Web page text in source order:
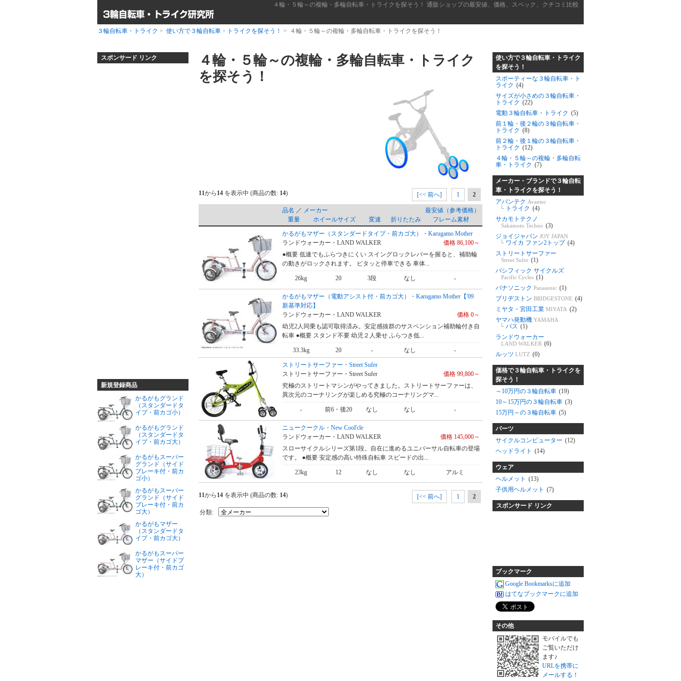
４輪・５輪～の複輪・多輪自転車・トライクを探そう！ 通販ショップの最安値、価格、スペック、クチコミ比較
３輪自転車・トライク > 使い方で３輪自転車・トライクを探そう！ > ４輪・５輪～の複輪・多輪自転車・トライクを探そう！
スポンサード リンク
新規登録商品
かるがもグランド
（スタンダードタ
イプ・前カゴ小）
かるがもグランド
（スタンダードタ
イプ・前カゴ大）
かるがもスーパー
グランド（サイド
ブレーキ付・前カ
ゴ小）
かるがもスーパー
グランド（サイド
ブレーキ付・前カ
ゴ大）
かるがもマザー
（スタンダードタ
イプ・前カゴ大）
かるがもスーパー
マザー（サイドブ
レーキ付・前カゴ
大）
４輪・５輪～の複輪・多輪自転車・トライク
を探そう！
11から 14 を表示中 (商品の数: 14) [<< 前へ] 1 2
品名 ／ メーカー
最安値（参考価格）
重量
ホイールサイズ 変速 折りたたみ
フレーム素材
かるがもマザー（スタンダードタイプ・前カゴ大）・Karugamo Mother
ランドウォーカー・LAND WALKER
価格 86,100～
●概要 低速でもふらつきにくい スイングロックレバーを握ると、補助輪
の動きがロックされます。 ピタッと停車できる 車体...
26kg 20 3段 なし -
かるがもマザー（電動アシスト付・前カゴ大）・Karugamo Mother【'09
新基準対応】
ランドウォーカー・LAND WALKER
価格 0～
幼児2人同乗も認可取得済み。安定感抜群のサスペンション補助輪付き自
転車 ●概要 スタンド不要 幼児２人乗せ ふらつき低...
33.3kg 20 - なし -
ストリートサーファー・Street Sufer
ストリートサーファー・Street Sufer
価格 99,800～
究極のストリートマシンがやってきました。ストリートサーファーは、
異次元のコーナリングが楽しめる究極のコーナリングマ...
- 前6・後20 なし なし -
ニュークークル・New Cool'cle
ランドウォーカー・LAND WALKER
価格 145,000～
スローサイクルシリーズ第1段。自在に進めるユニバーサル自転車の登場
です。 ●概要 安定感の高い特殊自転車 スピードの出...
23kg 12 なし なし アルミ
11から 14 を表示中 (商品の数: 14) [<< 前へ] 1 2
分類:
使い方で３輪自転車・トライク
を探そう！
スポーティーな３輪自転車・ト
ライク (4)
サイズが小さめの３輪自転車・
トライク (22)
電動３輪自転車・トライク (5)
前１輪・後２輪の３輪自転車・
トライク (8)
前２輪・後１輪の３輪自転車・
トライク (12)
４輪・５輪～の複輪・多輪自転
車・トライク (7)
メーカー・ブランドで３輪自転
車・トライクを探そう！
アバンテク Avantec
└ トライク (4)
サカモトテクノ
Sakamoto Techno (3)
ジョイジャパン JOY JAPAN
└ ワイカ ファン2トップ (4)
ストリートサーファー
Street Sufer (1)
パシフィック サイクルズ
Pacific Cycles (1)
パナソニック Panasonic (1)
ブリヂストン BRIDGESTONE (4)
ミヤタ・宮田工業 MIYATA (2)
ヤマハ発動機 YAMAHA
└ パス (1)
ランドウォーカー
LAND WALKER (6)
ルッツ LUTZ (0)
価格で３輪自転車・トライクを
探そう！
～10万円の３輪自転車 (19)
10～15万円の３輪自転車 (3)
15万円～の３輪自転車 (5)
パーツ
サイクルコンピューター (12)
ヘッドライト (14)
ウェア
ヘルメット (13)
子供用ヘルメット (7)
スポンサード リンク
ブックマーク
Google Bookmarksに追加
はてなブックマークに追加
その他
モバイルでも
ご覧いただけ
ます♪
URLを携帯に
メールする！